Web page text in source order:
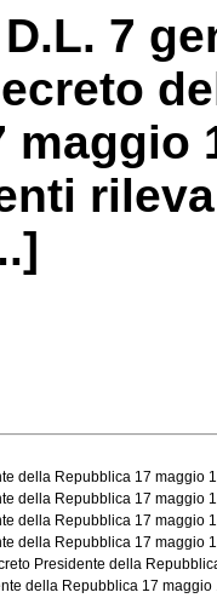
7
maggio
della Repubblica 17 maggio
della Repubblica 17 maggio
della Repubblica 17 maggio
della Repubblica 17 maggio
Presidente della
della Repubblica 17 maggio